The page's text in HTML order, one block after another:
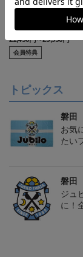
【S～4XL】2026/27ユニ
クモデル:FP1st
21,450円～25,950円
会員特典
トピックス
磐田
お気
たい
磐田
ジュ
に！